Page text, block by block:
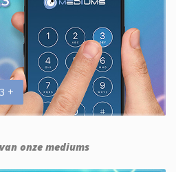
+
onze mediums